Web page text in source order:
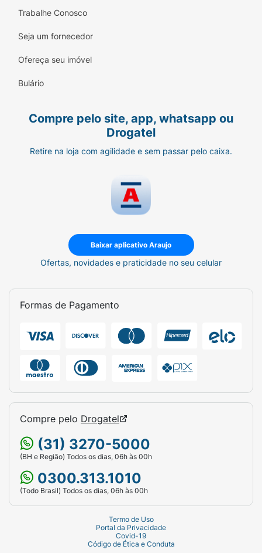
Trabalhe Conosco
Seja um fornecedor
Ofereça seu imóvel
Bulário
Compre pelo site, app, whatsapp ou
Drogatel
Retire na loja com agilidade e sem passar pelo caixa.
Baixar aplicativo Araujo
Ofertas, novidades e praticidade no seu celular
Formas de Pagamento
Compre pelo Drogatel
(31) 3270-5000
(BH e Região) Todos os dias, 06h às 00h
0300.313.1010
(Todo Brasil) Todos os dias, 06h às 00h
Termo de Uso
Portal da Privacidade
Covid-19
Código de Ética e Conduta